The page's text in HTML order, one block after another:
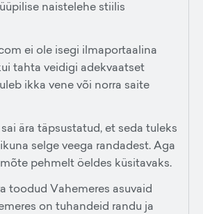
naistelehe stiilis
ei ole isegi ilmaportaalina
tahta veidigi adekvaatset
ikka vene või norra saite
ära täpsustatud, et seda tuleks
selge veega randadest. Aga
pehmelt öeldes küsitavaks.
toodud Vahemeres asuvaid
on tuhandeid randu ja